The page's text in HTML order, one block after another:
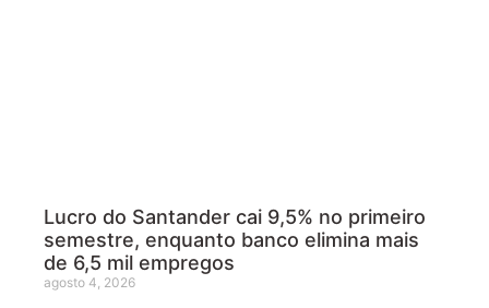
Lucro do Santander cai 9,5% no primeiro
semestre, enquanto banco elimina mais
de 6,5 mil empregos
agosto 4, 2026